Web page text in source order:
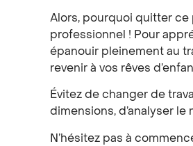
Alors, pourquoi quitter
professionnel ! Pour
épanouir pleinement au
revenir à vos rêves
Évitez de changer de
dimensions, d’analyser
N’hésitez pas à